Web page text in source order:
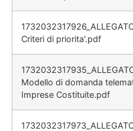
Criteri di priorita'.pdf
Modello di domanda
Imprese Costituite.pdf